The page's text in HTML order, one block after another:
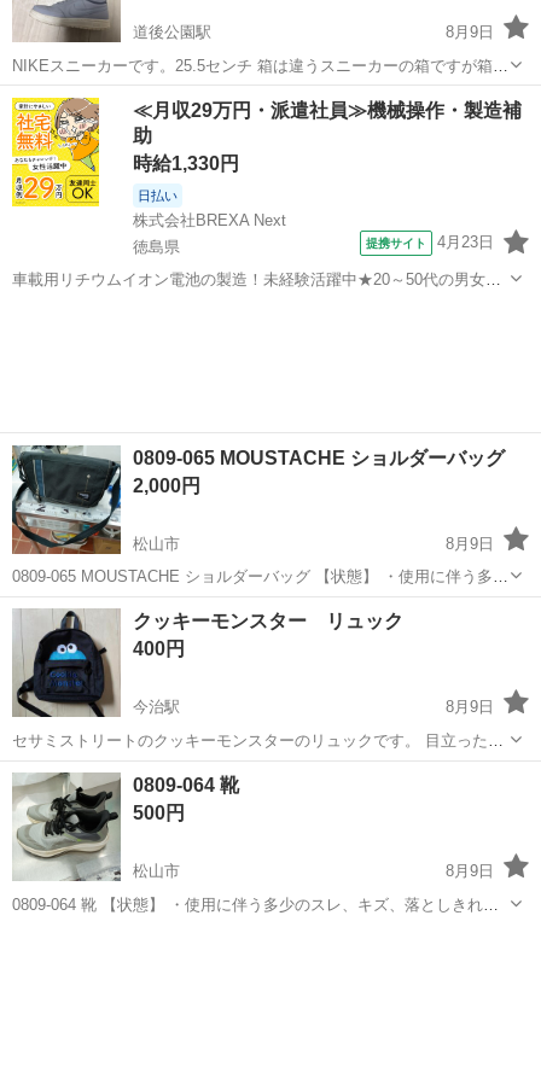
道後公園駅
8月9日
NIKEスニーカーです。25.5センチ 箱は違うスニーカーの箱ですが箱付
きで渡します
愛媛 松山市 道後公園駅 靴 NIKE
≪月収29万円・派遣社員≫機械操作・製造補
助
時給1,330円
日払い
株式会社BREXA Next
徳島県
提携サイト 4月23日
車載用リチウムイオン電池の製造！未経験活躍中★20～50代の男女活
0809-065 MOUSTACHE ショルダーバッグ
2,000円
松山市
8月9日
0809-065 MOUSTACHE ショルダーバッグ 【状態】 ・使用に伴う多少
のスレ、キズ、落としきれない汚れなどございます ・詳細は現地でご
確認ください ・お値引きは出来かねますのでご了承願います ※...
愛媛 松山市 バッグ MOUSTACHE
クッキーモンスター リュック
400円
今治駅
8月9日
セサミストリートのクッキーモンスターのリュックです。 目立った汚
れ等はありません。 外ポケットの内側に記名があるので、マジックで
塗りつぶしてお渡しします。 サイズ 縦34cm 横25cm マチ
10cm チェストベルトがつ...
愛媛 今治市 バッグ
0809-064 靴
500円
松山市
8月9日
0809-064 靴 【状態】 ・使用に伴う多少のスレ、キズ、落としきれな